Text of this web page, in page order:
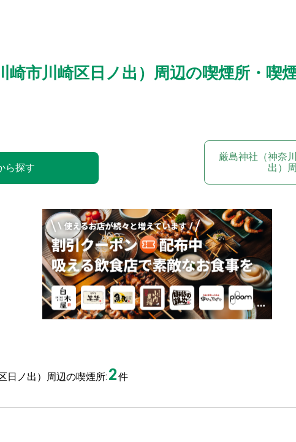
崎市川崎区日ノ出）周辺の喫煙所・喫
ら探す
厳島神社（神奈
出）
日ノ出）周辺の喫煙所: 2件